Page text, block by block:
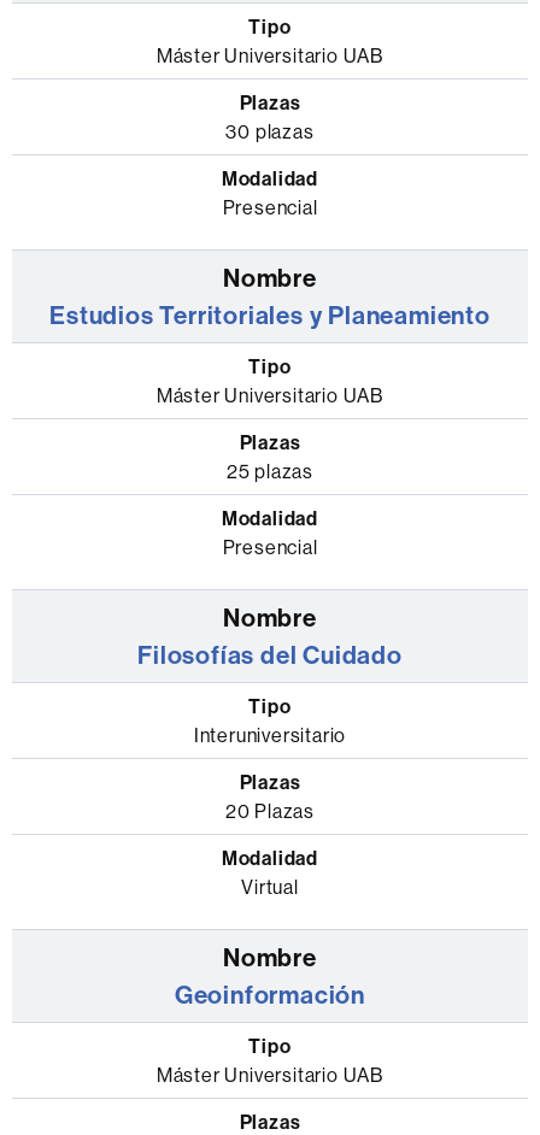
Máster Universitario UAB
30 plazas
Presencial
Estudios Territoriales y Planeamiento
Máster Universitario UAB
25 plazas
Presencial
Filosofías del Cuidado
Interuniversitario
20 Plazas
Virtual
Geoinformación
Máster Universitario UAB